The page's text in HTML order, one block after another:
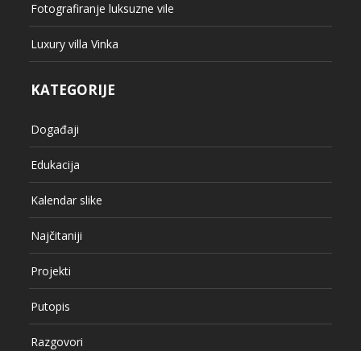
Fotografiranje luksuzne vile
Luxury villa Vinka
KATEGORIJE
Događaji
Edukacija
Kalendar slike
Najčitaniji
Projekti
Putopis
Razgovori